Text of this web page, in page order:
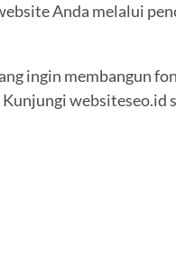
Anda melalui
ingin membangun
websiteseo.id